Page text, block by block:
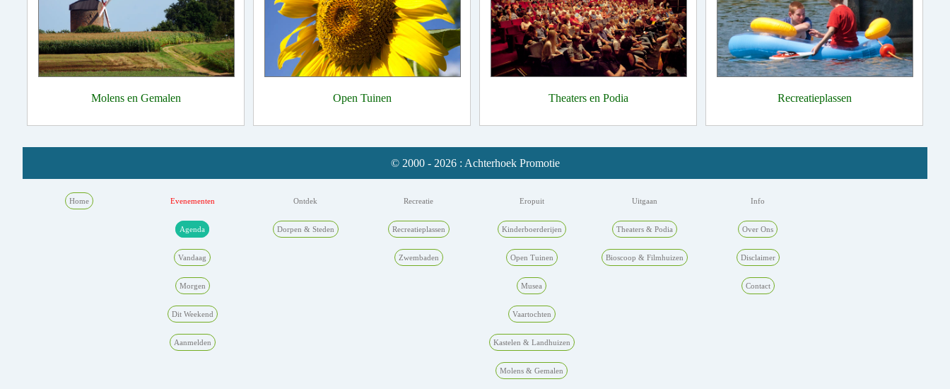
Molens en Gemalen Open Tuinen Theaters en Podia Recreatieplassen
© 2000 - 2026 : Achterhoek Promotie
Home Evenementen
Agenda
Vandaag
Morgen
Dit Weekend
Aanmelden
Ontdek
Dorpen & Steden
Recreatie
Recreatieplassen
Zwembaden
Eropuit
Kinderboerderijen
Open Tuinen
Musea
Vaartochten
Kastelen & Landhuizen
Molens & Gemalen
Uitgaan
Theaters & Podia
Bioscoop & Filmhuizen
Info
Over Ons
Disclaimer
Contact